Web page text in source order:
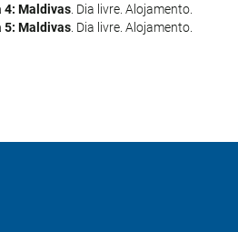
4: Maldivas. Dia livre. Alojamento.
5: Maldivas. Dia livre. Alojamento.
8: Dubai. Dia livre. Alojamento.
9: Dubai - Cidade de origem. Transfer